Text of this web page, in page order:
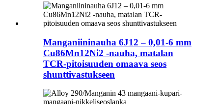
Manganiininauha 6J12 – 0,01-6 mm
Cu86Mn12Ni2 -nauha, matalan
TCR-pitoisuuden omaava seos
shunttivastukseen